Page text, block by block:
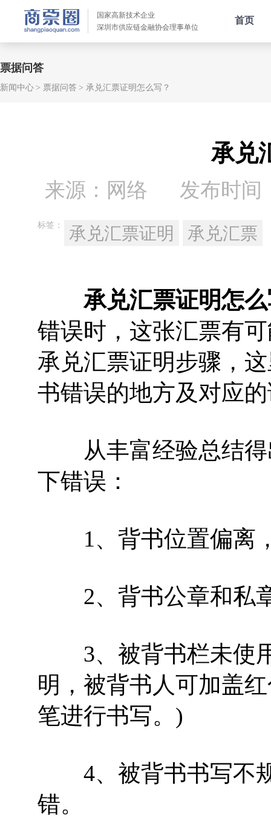
国家高新技术企业
深圳市供应链金融协会理事单位
首页
票据问答
新闻中心 票据问答 承兑汇票证明怎么写？
承兑
来源：网络 发布时间
标签： 承兑汇票证明 承兑汇票
承兑汇票证明怎
错误时，这张汇票有
承兑汇票证明步骤，
书错误的地方及对应
从丰富经验总结得
下错误：
1、背书位置偏离，
2、背书公章和私
3、被背书栏未使用
明，被背书人可加盖
笔进行书写。)
4、被背书书写不规
错。